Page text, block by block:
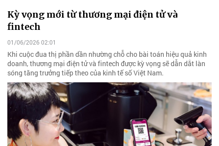
Kỳ vọng mới từ thương mại điện tử và
fintech
01/06/2026 02:01
Khi cuộc đua thị phần dần nhường chỗ cho bài toán hiệu quả kinh
doanh, thương mại điện tử và fintech được kỳ vọng sẽ dẫn dắt làn
sóng tăng trưởng tiếp theo của kinh tế số Việt Nam.